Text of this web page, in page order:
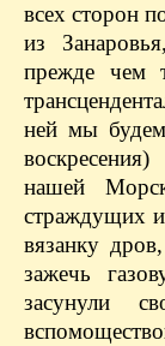
всех сторон
из
прежде чем
ней мы
нашей
страждущих
вязанку
зажечь
засунули